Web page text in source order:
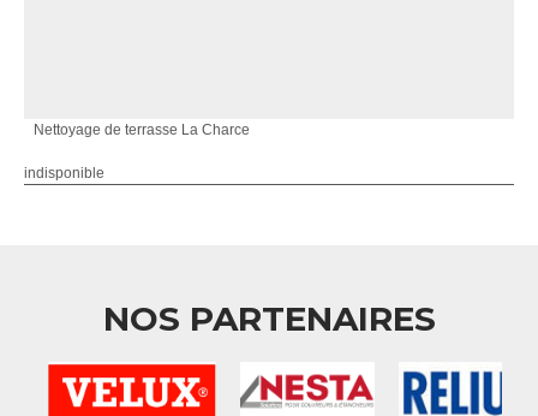
Nettoyage de terrasse La Charce
indisponible
NOS PARTENAIRES